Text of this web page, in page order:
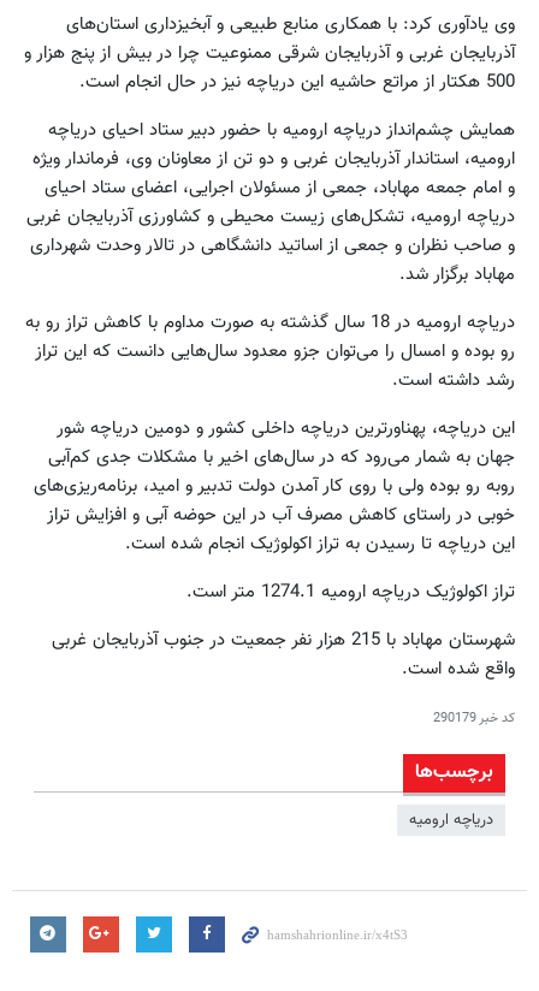
وی یادآوری کرد: با همکاری منابع طبیعی و آبخیزداری استان‌های
آذربایجان غربی و آذربایجان شرقی ممنوعیت چرا در بیش از پنج هزار و
500 هکتار از مراتع حاشیه این دریاچه نیز در حال انجام است.
همایش چشم‌انداز دریاچه ارومیه با حضور دبیر ستاد احیای دریاچه
ارومیه، استاندار آذربایجان غربی و دو تن از معاونان وی، فرماندار ویژه
و امام جمعه مهاباد، جمعی از مسئولان اجرایی، اعضای ستاد احیای
دریاچه ارومیه، تشکل‌های زیست محیطی و کشاورزی آذربایجان غربی
و صاحب نظران و جمعی از اساتید دانشگاهی در تالار وحدت شهرداری
مهاباد برگزار شد.
دریاچه ارومیه در 18 سال گذشته به صورت مداوم با کاهش تراز رو به
رو بوده و امسال را می‌توان جزو معدود سال‌هایی دانست که این تراز
رشد داشته است.
این دریاچه، پهناورترین دریاچه داخلی کشور و دومین دریاچه شور
جهان به شمار می‌رود که در سال‌های اخیر با مشکلات جدی کم‌آبی
روبه رو بوده ولی با روی کار آمدن دولت تدبیر و امید، برنامه‌ریزی‌های
خوبی در راستای کاهش مصرف آب در این حوضه آبی و افزایش تراز
این دریاچه تا رسیدن به تراز اکولوژیک انجام شده است.
تراز اکولوژیک دریاچه ارومیه 1274.1 متر است.
شهرستان مهاباد با 215 هزار نفر جمعیت در جنوب آذربایجان غربی
واقع شده است.
کد خبر290179
برچسب‌ها
دریاچه ارومیه